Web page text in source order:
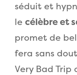
séduit et
le célèbre et
promet de
fera sans
Very Bad Trip